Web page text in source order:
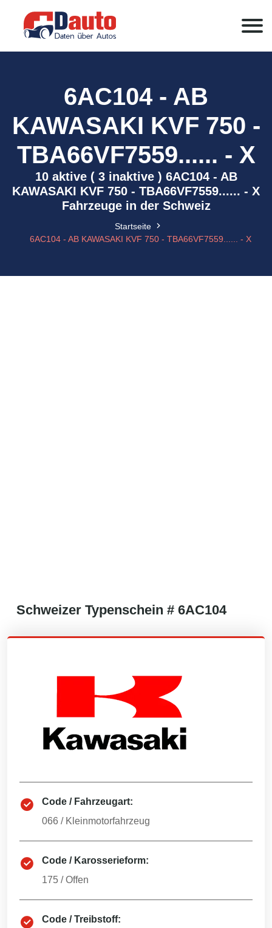
6AC104 - AB
KAWASAKI KVF 750 -
TBA66VF7559...... - X
10 aktive ( 3 inaktive ) 6AC104 - AB
KAWASAKI KVF 750 - TBA66VF7559...... - X
Fahrzeuge in der Schweiz
Startseite
6AC104 - AB KAWASAKI KVF 750 - TBA66VF7559...... - X
Schweizer Typenschein # 6AC104
Code / Fahrzeugart:
066 / Kleinmotorfahrzeug
Code / Karosserieform:
175 /Offen
Code / Treibstoff: